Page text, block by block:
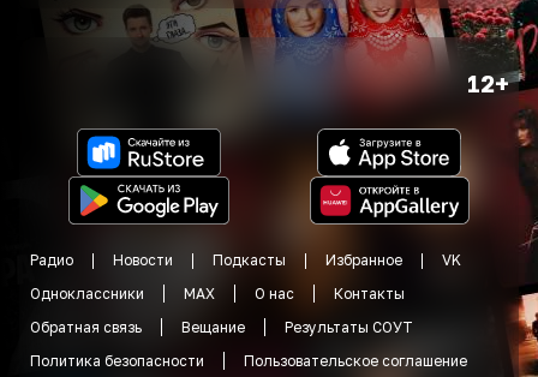
12+
Радио Новости Подкасты Избранное
VK
Одноклассники
MAX О нас
Контакты
Обратная связь
Вещание
Результаты СОУТ
Политика безопасности
Пользовательское соглашение